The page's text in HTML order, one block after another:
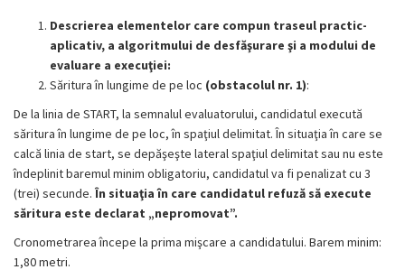
Descrierea elementelor care compun traseul practic-
aplicativ, a algoritmului de desfăşurare şi a modului de
evaluare a execuţiei:
Săritura în lungime de pe loc (obstacolul nr. 1):
De la linia de START, la semnalul evaluatorului, candidatul execută
săritura în lungime de pe loc, în spaţiul delimitat. În situaţia în care se
calcă linia de start, se depăşeşte lateral spaţiul delimitat sau nu este
îndeplinit baremul minim obligatoriu, candidatul va fi penalizat cu 3
(trei) secunde. În situaţia în care candidatul refuză să execute
săritura este declarat „nepromovat”.
Cronometrarea începe la prima mişcare a candidatului. Barem minim:
1,80 metri.